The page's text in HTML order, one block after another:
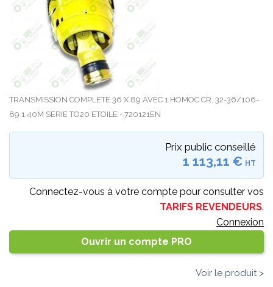
TRANSMISSION COMPLETE 36 X 89 AVEC 1 HOMOC CR. 32-36/106-
89 1.40M SERIE TO20 ETOILE - 720121EN
Prix public conseillé
1 113,11 € HT
Connectez-vous à votre compte pour consulter vos
TARIFS REVENDEURS.
Connexion
Ouvrir un compte PRO
Voir le produit >